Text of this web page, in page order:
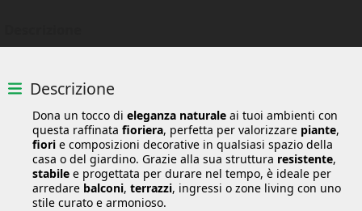
Descrizione
Dona un tocco di eleganza naturale ai tuoi ambienti con
questa raffinata fioriera, perfetta per valorizzare piante,
fiori e composizioni decorative in qualsiasi spazio della
casa o del giardino. Grazie alla sua struttura resistente,
stabile e progettata per durare nel tempo, è ideale per
arredare balconi, terrazzi, ingressi o zone living con uno
stile curato e armonioso.